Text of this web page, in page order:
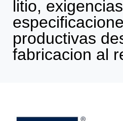
litio,
productivas
fabricacion al